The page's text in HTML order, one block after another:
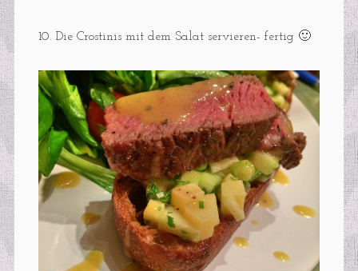
10. Die Crostinis mit dem Salat servieren- fertig 🙂